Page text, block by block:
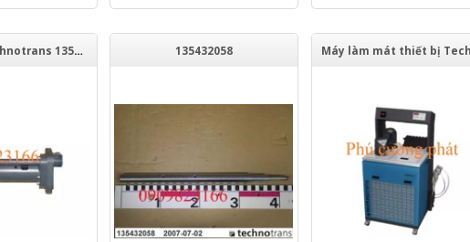
Bơm chìm Technotrans 135292216 135432058